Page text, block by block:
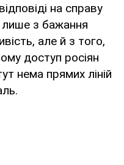
на справу
лише з бажання
але й з того,
доступ росіян
нема прямих ліній